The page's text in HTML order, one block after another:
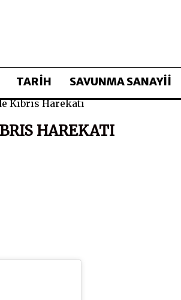
TARİH SAVUNMA SANAYİİ
Kıbrıs Harekatı
HAREKATI